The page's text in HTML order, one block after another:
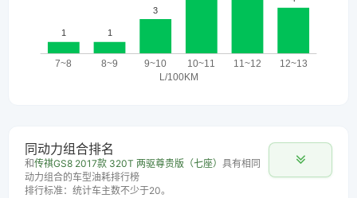
同动力组合排名
和传祺GS8 2017款 320T 两驱尊贵版（七座） 具有相同
动力组合的车型油耗排行榜
排行标准：统计车主数不少于20。